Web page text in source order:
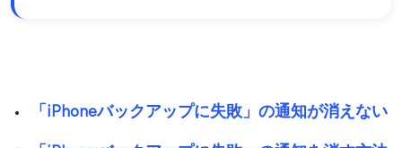
「iPhoneバックアップに失敗」の通知が消えない